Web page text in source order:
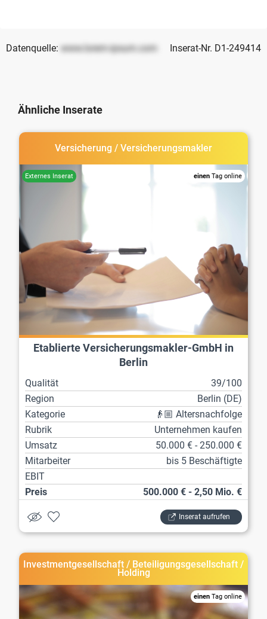
Datenquelle: www.lorem-ipsum.com Inserat-Nr. D1-249414
Ähnliche Inserate
Versicherung / Versicherungsmakler
einen Tag online
Etablierte Versicherungsmakler-GmbH in
Berlin
Qualität
39/100
Region
Berlin (DE)
Kategorie
👴🏼 Altersnachfolge
Rubrik
Unternehmen kaufen
Umsatz
50.000 € - 250.000 €
Mitarbeiter
bis 5 Beschäftigte
EBIT
Preis
500.000 € - 2,50 Mio. €
Inserat aufrufen
Investmentgesellschaft / Beteiligungsgesellschaft /
Holding
einen Tag online